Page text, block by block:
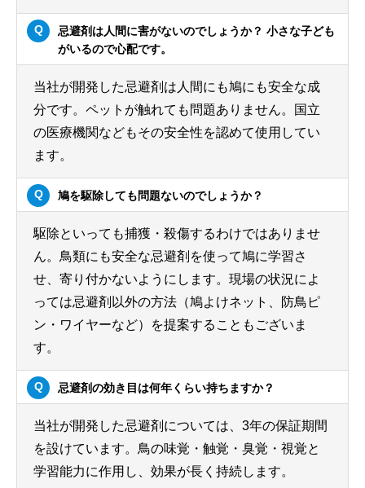
忌避剤は人間に害がないのでしょうか？ 小さな子ども
がいるので心配です。
当社が開発した忌避剤は人間にも鳩にも安全な成
分です。ペットが触れても問題ありません。国立
の医療機関などもその安全性を認めて使用してい
ます。
鳩を駆除しても問題ないのでしょうか？
駆除といっても捕獲・殺傷するわけではありませ
ん。鳥類にも安全な忌避剤を使って鳩に学習さ
せ、寄り付かないようにします。現場の状況によ
っては忌避剤以外の方法（鳩よけネット、防鳥ピ
ン・ワイヤーなど）を提案することもございま
す。
忌避剤の効き目は何年くらい持ちますか？
当社が開発した忌避剤については、3年の保証期間
を設けています。鳥の味覚・触覚・臭覚・視覚と
学習能力に作用し、効果が長く持続します。